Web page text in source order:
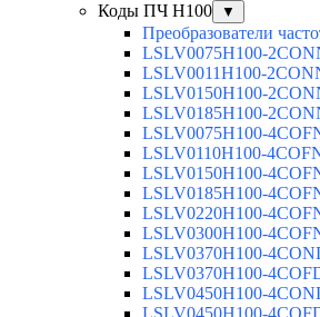
Коды ПЧ H100
▼
Преобразователи
LSLV0075H100-
LSLV0011H100-
LSLV0150H100-
LSLV0185H100-
LSLV0075H100-
LSLV0110H100-
LSLV0150H100-
LSLV0185H100-
LSLV0220H100-
LSLV0300H100-
LSLV0370H100-
LSLV0370H100-
LSLV0450H100-